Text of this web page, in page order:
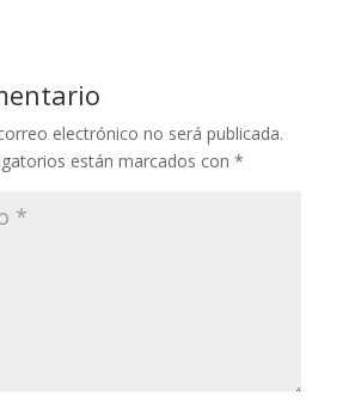
electrónico no será publicada.
están marcados con *